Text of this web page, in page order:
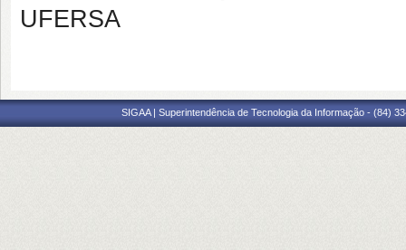
UFERSA
SIGAA | Superintendência de Tecnologia da Informação - (84)